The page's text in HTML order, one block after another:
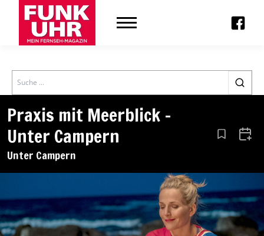
Search
Praxis mit Meerblick –
Unter Campern
Unter Campern
Aus den